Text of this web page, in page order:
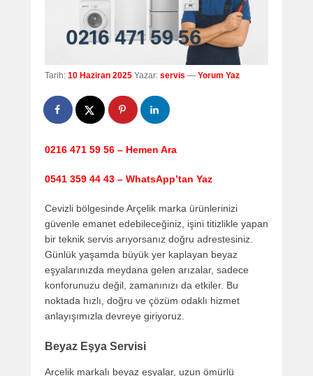
Tarih: 10 Haziran 2025 Yazar: servis — Yorum Yaz
0216 471 59 56 – Hemen Ara
0541 359 44 43 – WhatsApp’tan Yaz
Cevizli bölgesinde Arçelik marka ürünlerinizi
güvenle emanet edebileceğiniz, işini titizlikle yapan
bir teknik servis arıyorsanız doğru adrestesiniz.
Günlük yaşamda büyük yer kaplayan beyaz
eşyalarınızda meydana gelen arızalar, sadece
konforunuzu değil, zamanınızı da etkiler. Bu
noktada hızlı, doğru ve çözüm odaklı hizmet
anlayışımızla devreye giriyoruz.
Beyaz Eşya Servisi
Arçelik markalı beyaz eşyalar, uzun ömürlü